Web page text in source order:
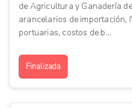
de Agricultura y Ganadería
arancelarios de importación,
portuarias, costos de b...
Finalizada